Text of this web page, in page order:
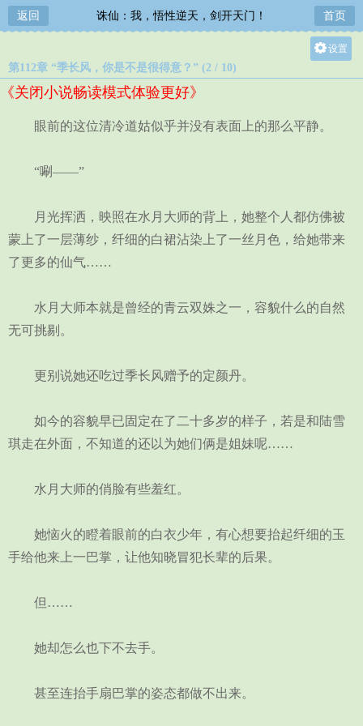
返回 诛仙：我，悟性逆天，剑开天门！ 首页
设置
中
第112章 “季长风，你是不是很得意？” (2 / 10)
《关闭小说畅读模式体验更好》
眼前的这位清冷道姑似乎并没有表面上的那么平静。
“唰——”
月光挥洒，映照在水月大师的背上，她整个人都仿佛被
蒙上了一层薄纱，纤细的白裙沾染上了一丝月色，给她带来
了更多的仙气……
水月大师本就是曾经的青云双姝之一，容貌什么的自然
无可挑剔。
更别说她还吃过季长风赠予的定颜丹。
如今的容貌早已固定在了二十多岁的样子，若是和陆雪
琪走在外面，不知道的还以为她们俩是姐妹呢……
水月大师的俏脸有些羞红。
她恼火的瞪着眼前的白衣少年，有心想要抬起纤细的玉
手给他来上一巴掌，让他知晓冒犯长辈的后果。
但……
她却怎么也下不去手。
甚至连抬手扇巴掌的姿态都做不出来。